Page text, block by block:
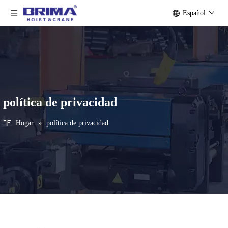
Español
política de privacidad
Hogar » política de privacidad